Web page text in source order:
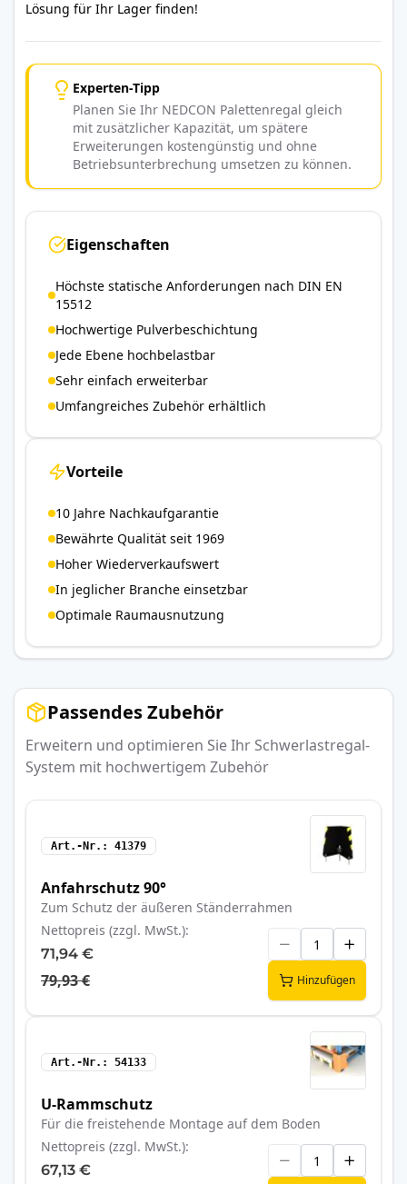
Lösung für Ihr Lager finden!
Experten-Tipp
Planen Sie Ihr NEDCON Palettenregal gleich
mit zusätzlicher Kapazität, um spätere
Erweiterungen kostengünstig und ohne
Betriebsunterbrechung umsetzen zu können.
Eigenschaften
Höchste statische Anforderungen nach DIN EN
15512
Hochwertige Pulverbeschichtung
Jede Ebene hochbelastbar
Sehr einfach erweiterbar
Umfangreiches Zubehör erhältlich
Vorteile
10 Jahre Nachkaufgarantie
Bewährte Qualität seit 1969
Hoher Wiederverkaufswert
In jeglicher Branche einsetzbar
Optimale Raumausnutzung
Passendes Zubehör
Erweitern und optimieren Sie Ihr Schwerlastregal-
System mit hochwertigem Zubehör
Art.-Nr. 41379
Anfahrschutz 90°
Zum Schutz der äußeren Ständerrahmen
Nettopreis (zzgl. MwSt.)
71,94 €
79,93 € Hinzufügen
Art.-Nr. 54133
U-Rammschutz
Für die freistehende Montage auf dem Boden
Nettopreis (zzgl. MwSt.)
67,13 €